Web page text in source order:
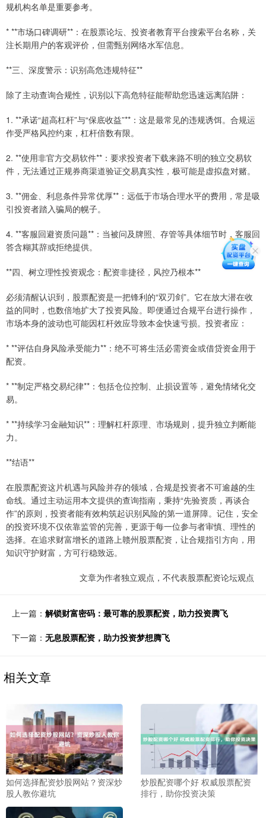
规机构名单是重要参考。
* **市场口碑调研**：在股票论坛、投资者教育平台搜索平台名称，关
注长期用户的客观评价，但需甄别网络水军信息。
**三、深度警示：识别高危违规特征**
除了主动查询合规性，识别以下高危特征能帮助您迅速远离陷阱：
1. **承诺“超高杠杆”与“保底收益”**：这是最常见的违规诱饵。合规运
作受严格风控约束，杠杆倍数有限。
2. **使用非官方交易软件**：要求投资者下载来路不明的独立交易软
件，无法通过正规券商渠道验证交易真实性，极可能是虚拟盘对赌。
3. **佣金、利息条件异常优厚**：远低于市场合理水平的费用，常是吸
引投资者踏入骗局的幌子。
4. **客服回避资质问题**：当被问及牌照、存管等具体细节时，客服回
答含糊其辞或拒绝提供。
**四、树立理性投资观念：配资非捷径，风控乃根本**
必须清醒认识到，股票配资是一把锋利的“双刃剑”。它在放大潜在收
益的同时，也数倍地扩大了投资风险。即便通过合规平台进行操作，
市场本身的波动也可能因杠杆效应导致本金快速亏损。投资者应：
* **评估自身风险承受能力**：绝不可将生活必需资金或借贷资金用于
配资。
* **制定严格交易纪律**：包括仓位控制、止损设置等，避免情绪化交
易。
* **持续学习金融知识**：理解杠杆原理、市场规则，提升独立判断能
力。
**结语**
在股票配资这片机遇与风险并存的领域，合规是投资者不可逾越的生
命线。通过主动运用本文提供的查询指南，秉持“先验资质，再谈合
作”的原则，投资者能有效构筑起识别风险的第一道屏障。记住，安全
的投资环境不仅依靠监管的完善，更源于每一位参与者审慎、理性的
选择。在追求财富增长的道路上赣州股票配资，让合规指引方向，用
知识守护财富，方可行稳致远。
文章为作者独立观点，不代表股票配资论坛观点
上一篇： 解锁财富密码：最可靠的股票配资，助力投资腾飞
下一篇： 无息股票配资，助力投资梦想腾飞
相关文章
如何选择配资炒股网站？资深炒
股人教你避坑
炒股配资哪个好 权威股票配资
排行，助你投资决策